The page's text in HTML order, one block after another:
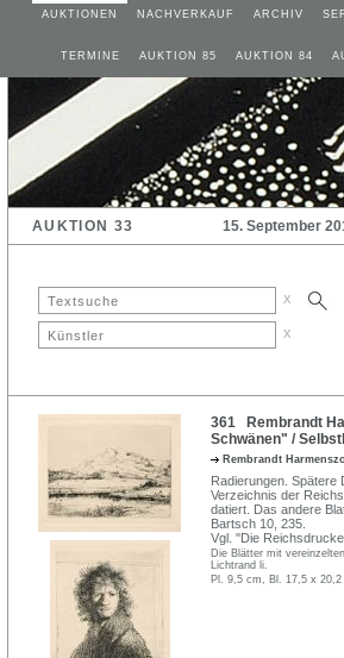
AUKTIONEN NACHVERKAUF ARCHIV
TERMINE AUKTION 85 AUKTION 84
AUKTION 33 15. September
x
x
361 Rembrandt
Schwänen" /
Rembrandt
Radierungen.
Verzeichnis der
datiert. Das andere
Bartsch 10, 235.
Vgl. "Die
Die Blätter mit
Lichtrand li.
Pl. 9,5 cm, Bl. 17,5 x